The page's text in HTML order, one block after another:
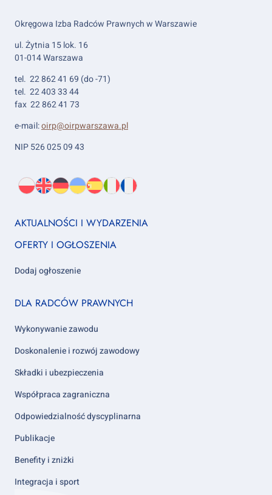
Okręgowa Izba Radców Prawnych w Warszawie
ul. Żytnia 15 lok. 16
01-014 Warszawa
tel. 22 862 41 69 (do -71)
tel. 22 403 33 44
fax 22 862 41 73
e-mail:oirp@oirpwarszawa.pl
NIP 526 025 09 43
Wybierz
język:
PL
O
EN
About
DE
About
UK
About
ES
About
IT
About
FR
About
Footer
1
AKTUALNOŚCI I WYDARZENIA
OFERTY I OGŁOSZENIA
Dodaj ogłoszenie
Footer
2
DLA RADCÓW PRAWNYCH
Wykonywanie zawodu
Doskonalenie i rozwój zawodowy
Składki i ubezpieczenia
Współpraca zagraniczna
Odpowiedzialność dyscyplinarna
Publikacje
Benefity i zniżki
Integracja i sport